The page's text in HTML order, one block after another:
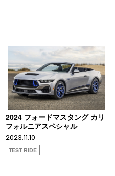
2024 フォードマスタング カリ
フォルニアスペシャル
2023.11.10
TEST RIDE